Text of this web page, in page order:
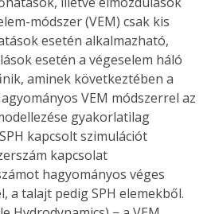
módszer (VEM) csak kis
esetén alkalmazható,
esetén a végeselem háló
aminek következtében a
VEM módszerrel az
gyakorlatilag
kapcsolt szimulációt
kapcsolat
hagyományos véges
a talajt pedig SPH elemekből.